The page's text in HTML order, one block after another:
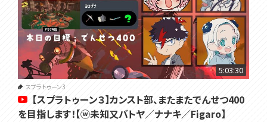
5:03:30
スプラトゥーン3
【スプラトゥーン３】カンスト部、またまたでんせつ400
を目指します！【ⓦ未知又バトヤ／ナナキ／Figaro】